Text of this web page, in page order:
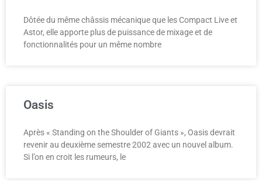
Dôtée du même châssis mécanique que les Compact Live et
Astor, elle apporte plus de puissance de mixage et de
fonctionnalités pour un même nombre
Oasis
Après « Standing on the Shoulder of Giants », Oasis devrait
revenir au deuxième semestre 2002 avec un nouvel album.
Si l’on en croit les rumeurs, le